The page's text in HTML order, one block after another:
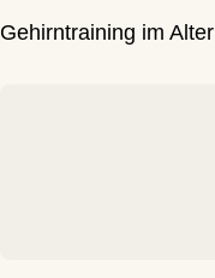
Gehirntraining im Alter